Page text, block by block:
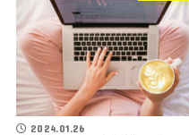
2024.01.26